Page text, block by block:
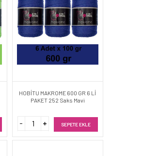
HOBİTU MAKROME 600 GR 6 Lİ
PAKET 252 Saks Mavi
SEPETE EKLE